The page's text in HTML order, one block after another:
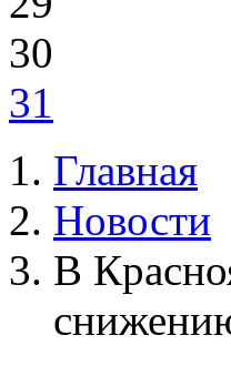
30
31
Главная
Новости
В